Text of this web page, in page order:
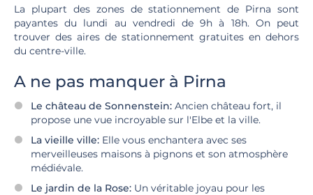
La plupart des zones de stationnement de Pirna sont
payantes du lundi au vendredi de 9h à 18h. On peut
trouver des aires de stationnement gratuites en dehors
du centre-ville.
A ne pas manquer à Pirna
Le château de Sonnenstein: Ancien château fort, il
propose une vue incroyable sur l'Elbe et la ville.
La vieille ville: Elle vous enchantera avec ses
merveilleuses maisons à pignons et son atmosphère
médiévale.
Le jardin de la Rose: Un véritable joyau pour les